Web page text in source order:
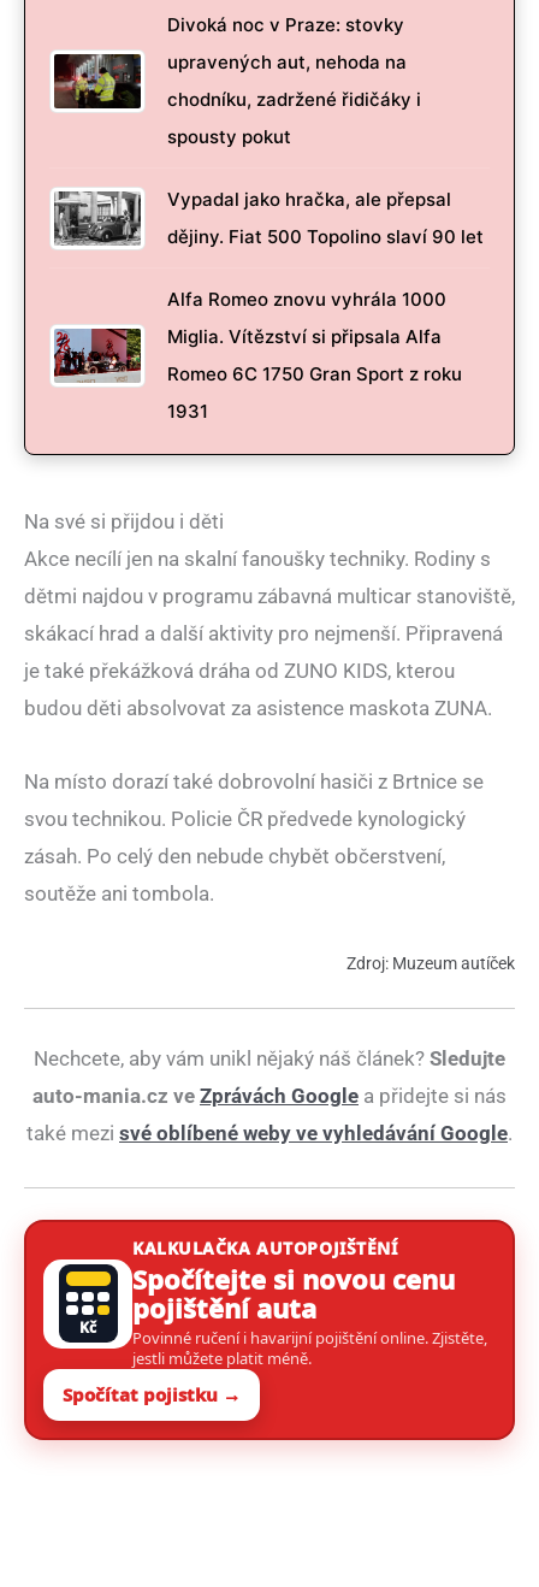
Divoká noc v Praze: stovky
upravených aut, nehoda na
chodníku, zadržené řidičáky i
spousty pokut
Vypadal jako hračka, ale přepsal
dějiny. Fiat 500 Topolino slaví 90 let
Alfa Romeo znovu vyhrála 1000
Miglia. Vítězství si připsala Alfa
Romeo 6C 1750 Gran Sport z roku
1931
Na své si přijdou i děti
Akce necílí jen na skalní fanoušky techniky. Rodiny s
dětmi najdou v programu zábavná multicar stanoviště,
skákací hrad a další aktivity pro nejmenší. Připravená
je také překážková dráha od ZUNO KIDS, kterou
budou děti absolvovat za asistence maskota ZUNA.
Na místo dorazí také dobrovolní hasiči z Brtnice se
svou technikou. Policie ČR předvede kynologický
zásah. Po celý den nebude chybět občerstvení,
soutěže ani tombola.
Zdroj: Muzeum autíček
Nechcete, aby vám unikl nějaký náš článek? Sledujte
auto-mania.cz ve Zprávách Google a přidejte si nás
také mezi své oblíbené weby ve vyhledávání Google.
Kč
KALKULAČKA AUTOPOJIŠTĚNÍ
Spočítejte si novou cenu
pojištění auta
Povinné ručení i havarijní pojištění online. Zjistěte,
jestli můžete platit méně.
Spočítat pojistku →